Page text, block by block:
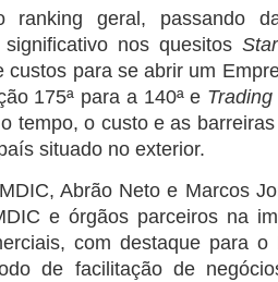
geral, passando
nos quesitos
para se abrir um
175ª para a 140ª e
tempo, o custo e as
situado no exterior.
Abrão Neto e Marcos
e órgãos parceiros na
com destaque para
de facilitação de